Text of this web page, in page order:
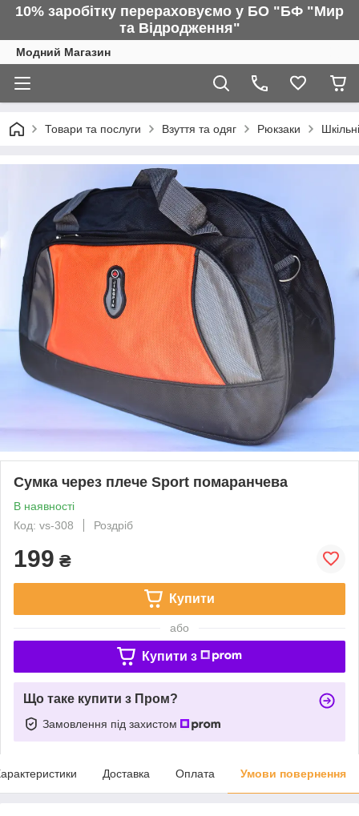
10% заробітку перераховуємо у БО "БФ "Мир
та Відродження"
Модний Магазин
Товари та послуги Взуття та одяг Рюкзаки
Сумка через плече Sport помаранчева
В наявності
Код: vs-308
Роздріб
199 ₴
Купити
або
Купити з
Що таке купити з Пром?
Замовлення під захистом
Доставка Оплата Умови повернення